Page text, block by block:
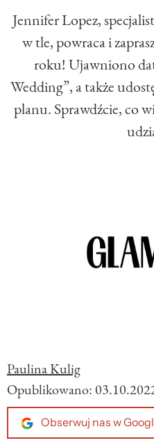
Jennifer Lopez,
w tle, powraca i
roku! Ujawniono
Wedding”, a także
planu. Sprawdźcie, co
Paulina Kulig
Opublikowano:
Obserwuj nas w